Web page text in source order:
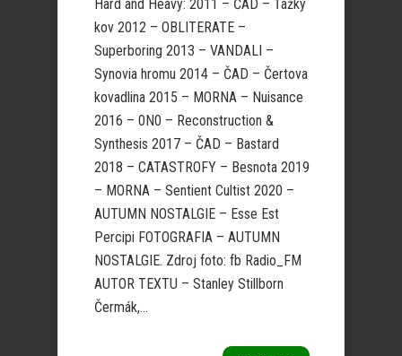
Hard and Heavy: 2011 – ČAD – Ťažký
kov 2012 – OBLITERATE –
Superboring 2013 – VANDALI –
Synovia hromu 2014 – ČAD – Čertova
kovadlina 2015 – MORNA – Nuisance
2016 – 0N0 – Reconstruction &
Synthesis 2017 – ČAD – Bastard
2018 – CATASTROFY – Besnota 2019
– MORNA – Sentient Cultist 2020 –
AUTUMN NOSTALGIE – Esse Est
Percipi FOTOGRAFIA – AUTUMN
NOSTALGIE. Zdroj foto: fb Radio_FM
AUTOR TEXTU – Stanley Stillborn
Čermák,...